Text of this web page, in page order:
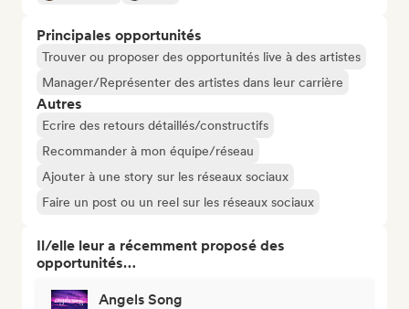
Principales opportunités
Trouver ou proposer des opportunités live à des artistes
Manager/Représenter des artistes dans leur carrière
Autres
Ecrire des retours détaillés/constructifs
Recommander à mon équipe/réseau
Ajouter à une story sur les réseaux sociaux
Faire un post ou un reel sur les réseaux sociaux
Il/elle leur a récemment proposé des
opportunités…
Angels Song